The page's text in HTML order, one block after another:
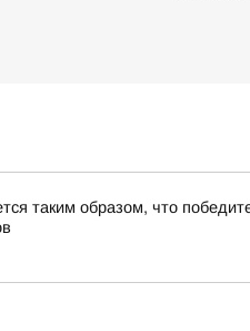
таким образом, что